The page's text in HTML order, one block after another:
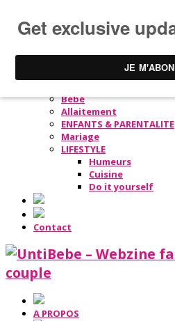
Bébé
Allaitement
ENFANTS & PARENTALITE
Mariage
LIFESTYLE
Humeurs
Cuisine
Do it yourself
Contact
A PROPOS